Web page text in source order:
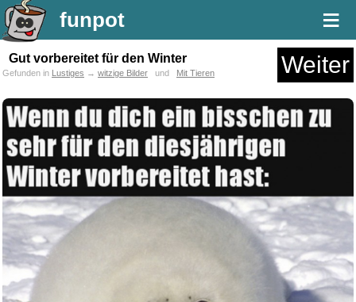
funpot ≡
Gut vorbereitet für den Winter Weiter
Gefunden in Lustiges → witzige Bilder und Mit Tieren